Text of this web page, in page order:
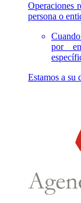
Operaciones
persona o
por
Estamos a su